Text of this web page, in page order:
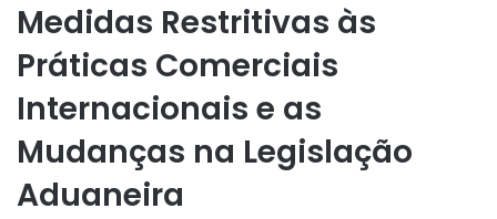
Medidas Restritivas às
Práticas Comerciais
Internacionais e as
Mudanças na Legislação
Aduaneira